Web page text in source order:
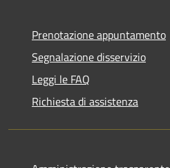
Prenotazione appuntamento
Segnalazione disservizio
Leggi le FAQ
Richiesta di assistenza